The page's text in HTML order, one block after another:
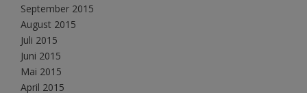
September 2015
August 2015
Juli 2015
Juni 2015
Mai 2015
April 2015